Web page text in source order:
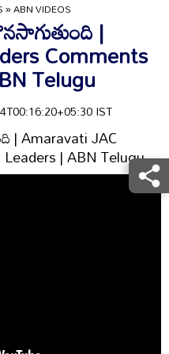
»ABN VIDEOS
|
Comments
Telugu
IST
Amaravati JAC
| ABN Telugu